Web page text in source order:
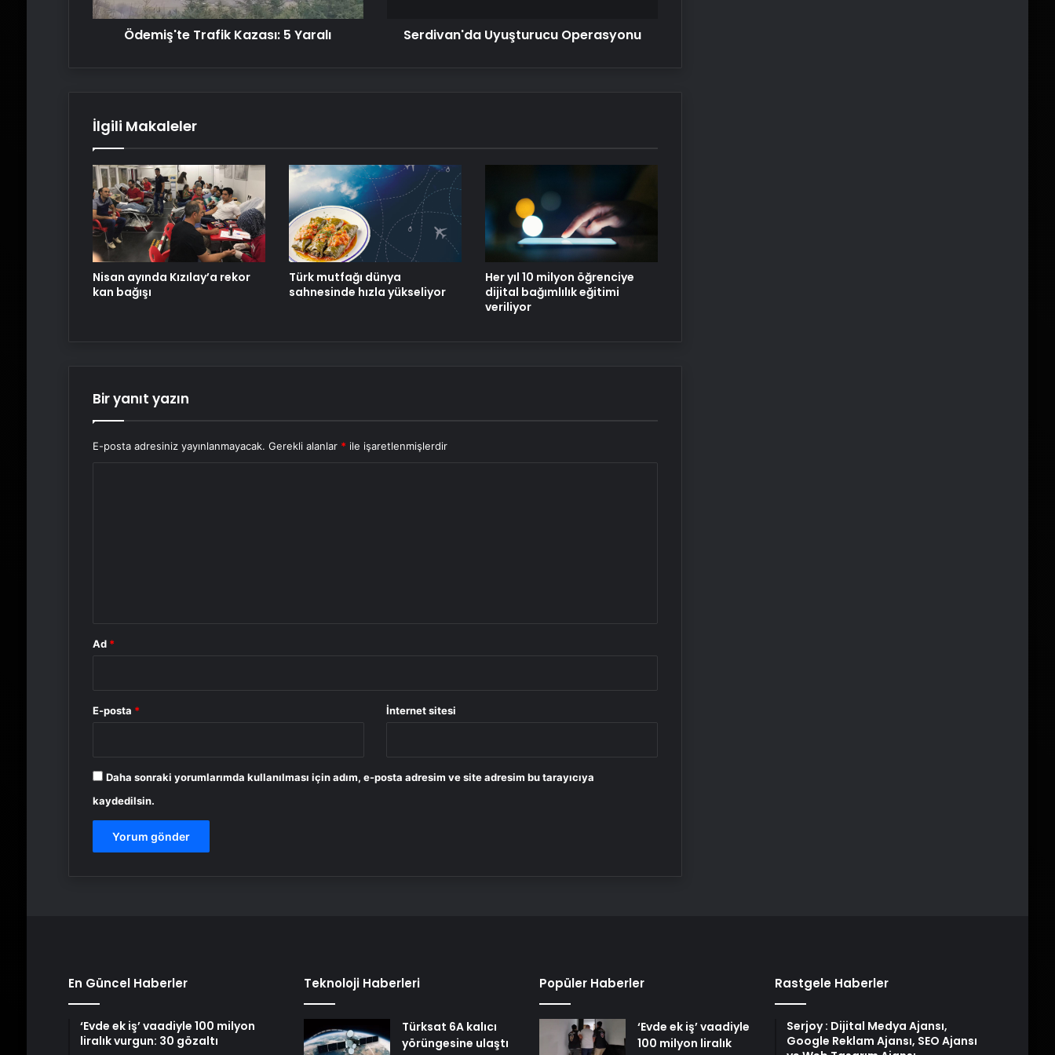
hakkında detaylar açıklandı
Samsun’a 25 yataklı yeni devlet
hastanesi
Ödemiş'te Trafik Kazası: 5 Yaralı Serdivan'da Uyuşturucu Operasyonu
İlgili Makaleler
Nisan ayında Kızılay’a rekor
kan bağışı
Türk mutfağı dünya
sahnesinde hızla yükseliyor
Her yıl 10 milyon öğrenciye
dijital bağımlılık eğitimi
veriliyor
Bir yanıt yazın
E-posta adresiniz yayınlanmayacak. Gerekli alanlar * ile işaretlenmişlerdir
Ad *
E-posta * İnternet sitesi
Daha sonraki yorumlarımda kullanılması için adım, e-posta adresim ve site adresim bu tarayıcıya
kaydedilsin.
En Güncel Haberler
‘Evde ek iş’ vaadiyle 100 milyon
liralık vurgun: 30 gözaltı
Teknoloji Haberleri
Türksat 6A kalıcı
yörüngesine ulaştı
Popüler Haberler
‘Evde ek iş’ vaadiyle
100 milyon liralık
Rastgele Haberler
Serjoy : Dijital Medya Ajansı,
Google Reklam Ajansı, SEO Ajansı